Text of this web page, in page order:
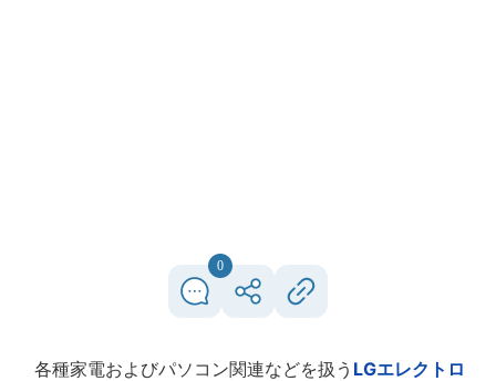
0
各種家電およびパソコン関連などを扱う LGエレクトロ